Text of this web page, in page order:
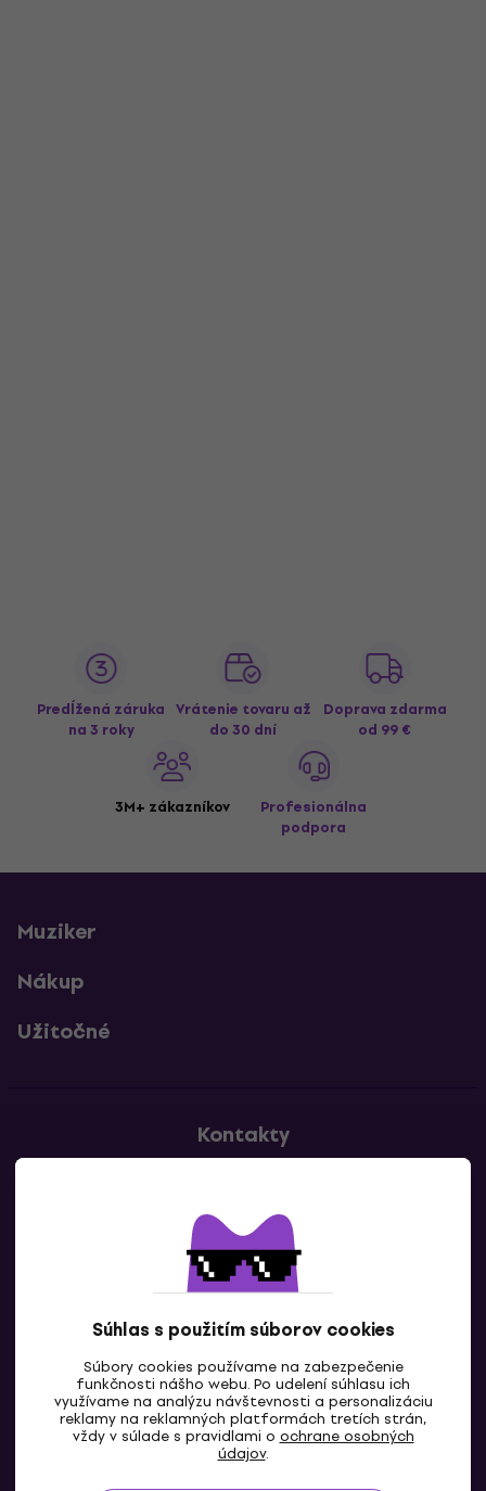
Súhlas s použitím súborov cookies
Súbory cookies používame na zabezpečenie
funkčnosti nášho webu. Po udelení súhlasu ich
využívame na analýzu návštevnosti a personalizáciu
reklamy na reklamných platformách tretích strán,
vždy v súlade s pravidlami o ochrane osobných
údajov.
Predĺžená záruka
na 3 roky
Vrátenie tovaru až
do 30 dní
Doprava zdarma
od 99 €
3M+ zákazníkov
Profesionálna
podpora
Muziker
Nákup
Užitočné
Kontakty
SK